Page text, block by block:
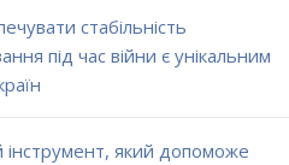
стабільність
під час війни є унікальним
який допоможе